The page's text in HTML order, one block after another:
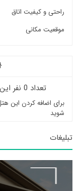
راحتی و کیفیت اتاق
موقعیت مکانی
تعداد 0 نفر این هتل را به لیست خود اضافه کرده‌اند
برای اضافه کردن این
شوید
تبلیغات